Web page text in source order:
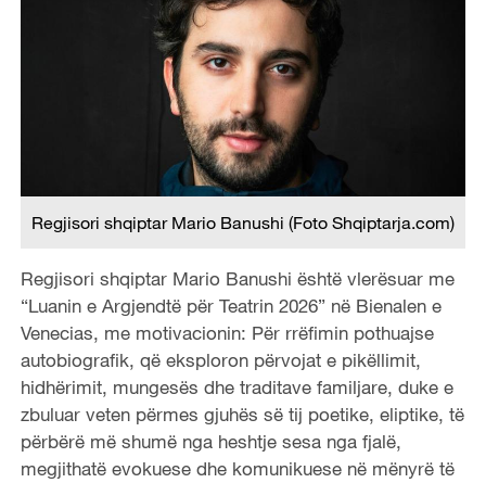
Regjisori shqiptar Mario Banushi (Foto Shqiptarja.com)
Regjisori shqiptar Mario Banushi është vlerësuar me
“Luanin e Argjendtë për Teatrin 2026” në Bienalen e
Venecias, me motivacionin: Për rrëfimin pothuajse
autobiografik, që eksploron përvojat e pikëllimit,
hidhërimit, mungesës dhe traditave familjare, duke e
zbuluar veten përmes gjuhës së tij poetike, eliptike, të
përbërë më shumë nga heshtje sesa nga fjalë,
megjithatë evokuese dhe komunikuese në mënyrë të